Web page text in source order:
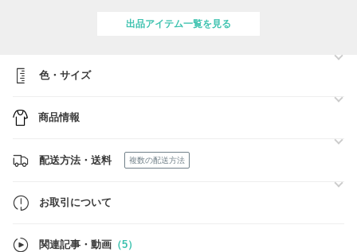
お取り寄せ商品に関しましては、商品のご注文から買付までに営業日3
運送業者にて発送いたします。すべて【追跡あり】の発送方法となりま
すので、ご安心してショッピングをお楽しみください。
◇エクスプレス便・・・注文日から約7-21日でお届けします。
またお急ぎの方はエクスプレス便もしくはお早めにでご注文くださいま
せ。遅延による返金は受けかねますが、あんしんプラスに加入している
場合は返品補償制度がご利用いただけます。
BUYMAあんしんプラス
https://www.buyma.com/contents/safety/anshin.html
出品アイテム一覧を見る
色・サイズ
商品情報
配送方法・送料 複数の配送方法
お取引について
関連記事・動画 （5）